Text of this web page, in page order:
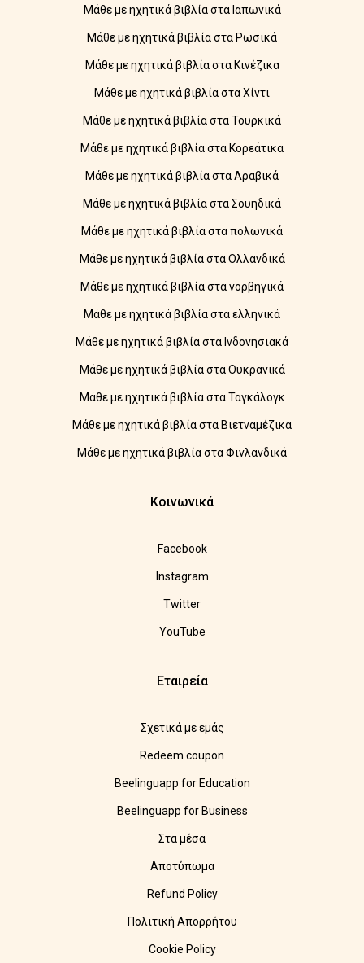
Μάθε με ηχητικά βιβλία στα Ιαπωνικά
Μάθε με ηχητικά βιβλία στα Ρωσικά
Μάθε με ηχητικά βιβλία στα Κινέζικα
Μάθε με ηχητικά βιβλία στα Χίντι
Μάθε με ηχητικά βιβλία στα Τουρκικά
Μάθε με ηχητικά βιβλία στα Κορεάτικα
Μάθε με ηχητικά βιβλία στα Αραβικά
Μάθε με ηχητικά βιβλία στα Σουηδικά
Μάθε με ηχητικά βιβλία στα πολωνικά
Μάθε με ηχητικά βιβλία στα Ολλανδικά
Μάθε με ηχητικά βιβλία στα νορβηγικά
Μάθε με ηχητικά βιβλία στα ελληνικά
Μάθε με ηχητικά βιβλία στα Ινδονησιακά
Μάθε με ηχητικά βιβλία στα Ουκρανικά
Μάθε με ηχητικά βιβλία στα Ταγκάλογκ
Μάθε με ηχητικά βιβλία στα Βιετναμέζικα
Μάθε με ηχητικά βιβλία στα Φινλανδικά
Κοινωνικά
Facebook
Instagram
Twitter
YouTube
Εταιρεία
Σχετικά με εμάς
Redeem coupon
Beelinguapp for Education
Beelinguapp for Business
Στα μέσα
Αποτύπωμα
Refund Policy
Πολιτική Απορρήτου
Cookie Policy